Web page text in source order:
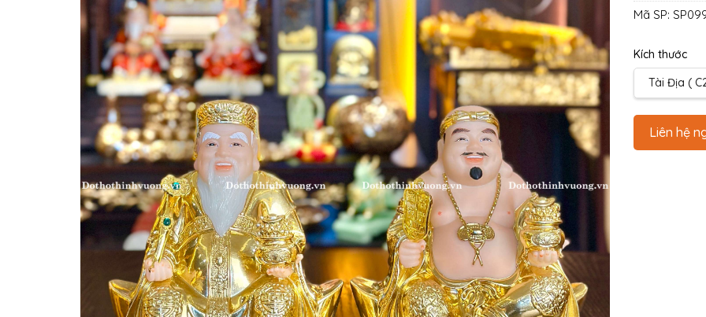
Kích thước
Tài Địa (
Liên hệ
Mã SP: